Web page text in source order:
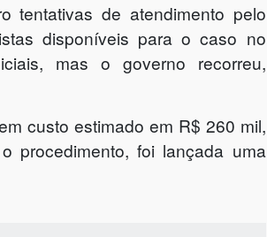
tentativas de atendimento pelo
disponíveis para o caso no
mas o governo recorreu,
custo estimado em R$ 260 mil,
procedimento, foi lançada uma